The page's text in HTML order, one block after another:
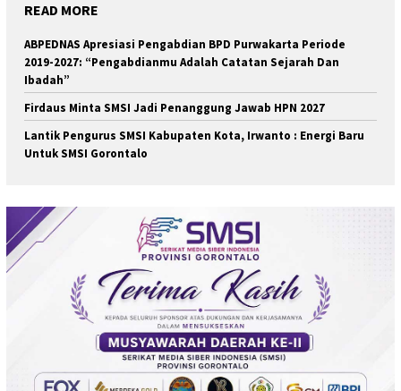
READ MORE
ABPEDNAS Apresiasi Pengabdian BPD Purwakarta Periode
2019-2027: “Pengabdianmu Adalah Catatan Sejarah Dan
Ibadah”
Firdaus Minta SMSI Jadi Penanggung Jawab HPN 2027
Lantik Pengurus SMSI Kabupaten Kota, Irwanto : Energi Baru
Untuk SMSI Gorontalo